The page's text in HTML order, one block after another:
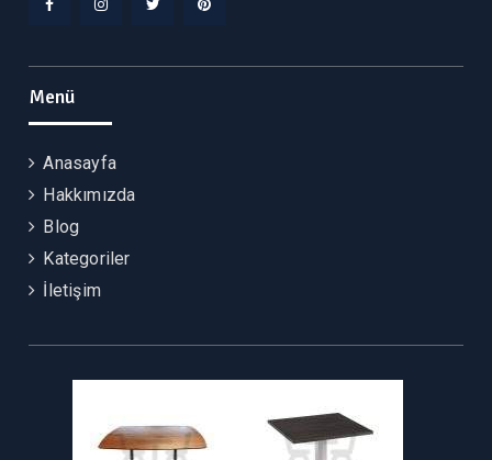
Menü
Anasayfa
Hakkımızda
Blog
Kategoriler
İletişim